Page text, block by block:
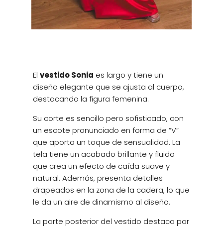
Elvestido Sonia es largo y tiene un
diseño elegante que se ajusta al cuerpo,
destacando la figura femenina.
Su corte es sencillo pero sofisticado, con
un escote pronunciado en forma de “V”
que aporta un toque de sensualidad. La
tela tiene un acabado brillante y fluido
que crea un efecto de caída suave y
natural. Además, presenta detalles
drapeados en la zona de la cadera, lo que
le da un aire de dinamismo al diseño.
La parte posterior del vestido destaca por